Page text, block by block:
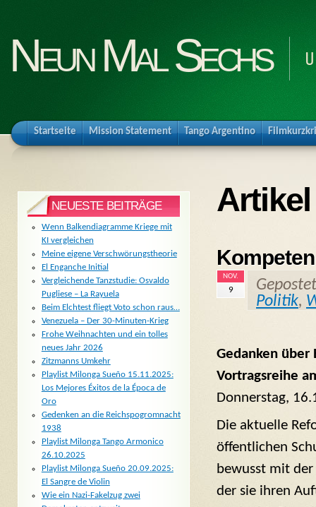
Neun Mal Sechs
Startseite Mission Statement Tango Argentino
NOV.
9
Politik,
Gedanken über
Vortragsreihe
Donnerstag,
Die aktuelle
öffentlichen
bewusst mit
der sie ihren
NEUESTE BEITRÄGE
Wenn Balkendiagramme Kriege mit
KI vergleichen
Meine eigene Verschwörungstheorie
El Enganche Initial
Vergleichende Tanzstudie: Osvaldo
Pugliese – La Rayuela
Beim Elchtest fliegt Voto schon raus…
Venezuela – Der 30-Minuten-Krieg
Frohe Weihnachten und ein tolles
neues Jahr 2026
Zitzmanns Umkehr
Playlist Milonga Sueño 15.11.2025:
Los Mejores Éxitos de la Época de
Oro
Gedenken an die Reichspogromnacht
1938
Playlist Milonga Tango Armonico
26.10.2025
Playlist Milonga Sueño 20.09.2025:
El Sangre de Violin
Wie ein Nazi-Fakelzug zwei